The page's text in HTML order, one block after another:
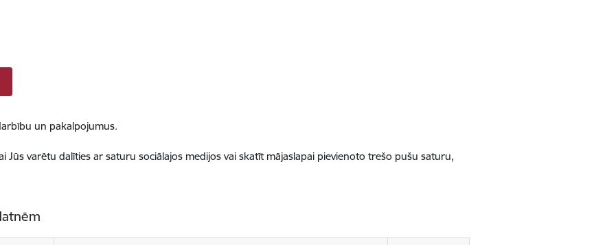
un pakalpojumus.
Jūs varētu dalīties ar saturu sociālajos medijos vai skatīt mājaslapai pievienoto trešo pušu saturu,